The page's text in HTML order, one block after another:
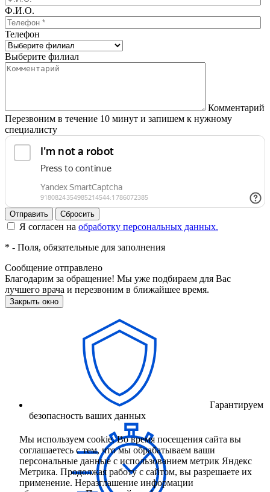
Ф.И.О.
Телефон
Выберите филиал
Комментарий
Перезвоним в течение 10 минут и запишем к нужному
специалисту
Отправить Сбросить
Я согласен на обработку персональных данных.
* - Поля, обязательные для заполнения
Сообщение отправлено
Благодарим за обращение! Мы уже подбираем для Вас
лучшего врача и перезвоним в ближайшее время.
Закрыть окно
Гарантируем
безопасность ваших данных
Мы используем cookie. Во время посещения сайта вы
соглашаетесь с тем, что мы обрабатываем ваши
персональные данные с использованием метрик Яндекс
Метрика. Продолжая работу с сайтом, вы разрешаете их
применение. Неразглашение информации